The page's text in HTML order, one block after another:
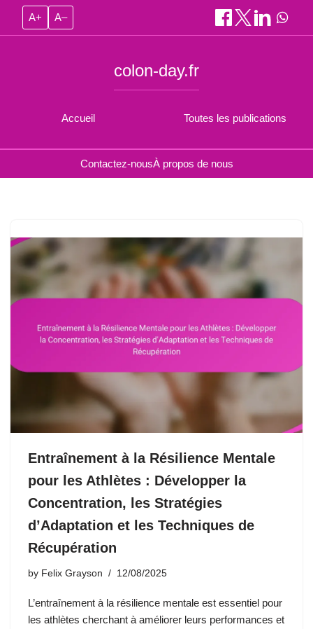
A+ A–
Accueil
colon-day.fr
Toutes les publications
Contactez-nousÀ propos de nous
Entraînement à la Résilience Mentale
pour les Athlètes : Développer la
Concentration, les Stratégies
d’Adaptation et les Techniques de
Récupération
by Felix Grayson 12/08/2025
L’entraînement à la résilience mentale est essentiel pour
les athlètes cherchant à améliorer leurs performances et